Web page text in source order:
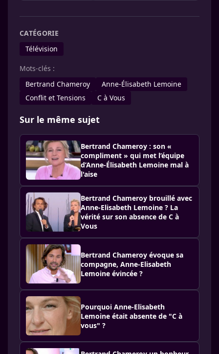
CATÉGORIE
Télévision
Mots-clés :
Bertrand Chameroy
Anne-Élisabeth Lemoine
Conflit et Tensions
C à Vous
Sur le même sujet
Bertrand Chameroy : son «
compliment » qui met l’équipe
d’Anne-Élisabeth Lemoine mal à
l'aise
Bertrand Chameroy brouillé avec
Anne-Elisabeth Lemoine ? La
vérité sur son absence de C à
Vous
Bertrand Chameroy évoque sa
compagne, Anne-Elisabeth
Lemoine évincée ?
Pourquoi Anne-Elisabeth
Lemoine était absente de "C à
vous" ?